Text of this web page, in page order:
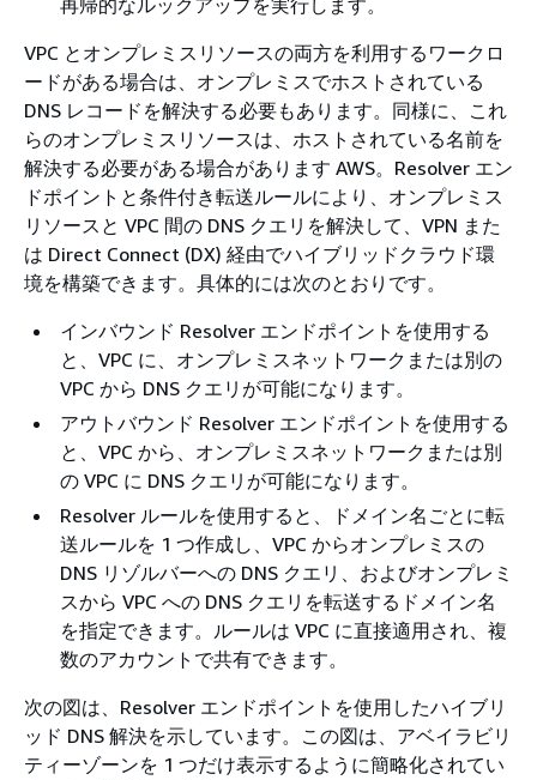
再帰的なルックアップを実行します。
VPC とオンプレミスリソースの両方を利用するワークロ
ードがある場合は、オンプレミスでホストされている
DNS レコードを解決する必要もあります。同様に、これ
らのオンプレミスリソースは、ホストされている名前を
解決する必要がある場合があります AWS。Resolver エン
ドポイントと条件付き転送ルールにより、オンプレミス
リソースと VPC 間の DNS クエリを解決して、VPN また
は Direct Connect (DX) 経由でハイブリッドクラウド環
境を構築できます。具体的には次のとおりです。
インバウンド Resolver エンドポイントを使用する
と、VPC に、オンプレミスネットワークまたは別の
VPC から DNS クエリが可能になります。
アウトバウンド Resolver エンドポイントを使用する
と、VPC から、オンプレミスネットワークまたは別
の VPC に DNS クエリが可能になります。
Resolver ルールを使用すると、ドメイン名ごとに転
送ルールを 1 つ作成し、VPC からオンプレミスの
DNS リゾルバーへの DNS クエリ、およびオンプレミ
スから VPC への DNS クエリを転送するドメイン名
を指定できます。ルールは VPC に直接適用され、複
数のアカウントで共有できます。
次の図は、Resolver エンドポイントを使用したハイブリ
ッド DNS 解決を示しています。この図は、アベイラビリ
ティーゾーンを 1 つだけ表示するように簡略化されてい